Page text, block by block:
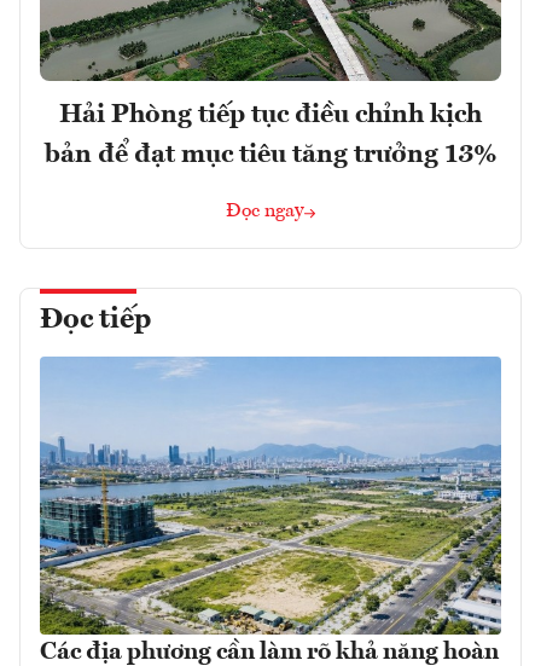
Hải Phòng tiếp tục điều chỉnh kịch
bản để đạt mục tiêu tăng trưởng 13%
Đọc ngay
Đọc tiếp
Các địa phương cần làm rõ khả năng hoàn